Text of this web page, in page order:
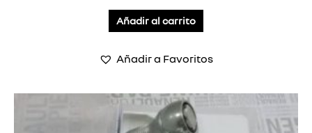
Añadir al carrito
Añadir a Favoritos